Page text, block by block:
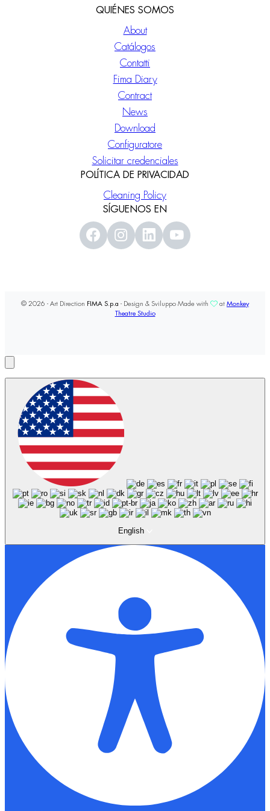
QUIÉNES SOMOS
About
Catálogos
Contatti
Fima Diary
Contract
News
Download
Configuratore
Solicitar credenciales
POLÍTICA DE PRIVACIDAD
Cleaning Policy
SÍGUENOS EN
© 2026 - Art Direction FIMA S.p.a - Design & Sviluppo Made with at Monkey
Theatre Studio
English